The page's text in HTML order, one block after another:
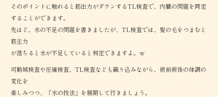
そのポイントに触れると筋出力がダウンするTL検査で、内臓の問題を同定
することができます。
先ほど、水の不足の問題を書きましたが、TL検査では、髪の毛をつまむと
筋主力
が落ちると水が不足していると判定できますよ。ｗ
可動域検査や圧痛検査、TL検査なども織り込みながら、術前術後の体調の
変化を
楽しみつつ、「水の技法」を展開して行きましょう。